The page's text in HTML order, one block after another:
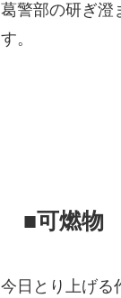
葛警部の研ぎ澄
す。
■可燃物
今日とり上げる